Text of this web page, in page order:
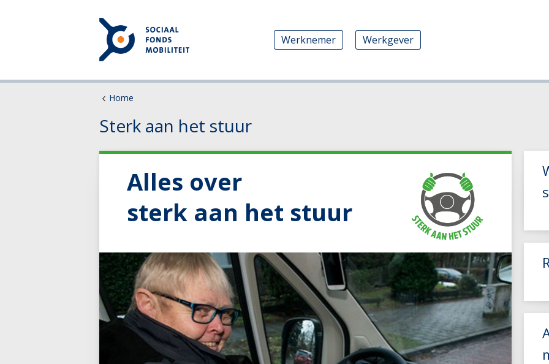
Werknemer Werkgever
Home
Sterk aan het stuur
Alles over
sterk aan het stuur